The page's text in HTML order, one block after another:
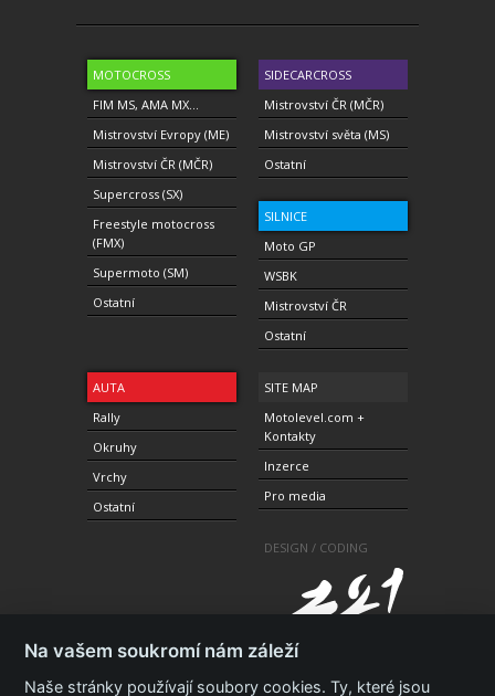
MOTOCROSS
FIM MS, AMA MX...
Mistrovství Evropy (ME)
Mistrovství ČR (MČR)
Supercross (SX)
Freestyle motocross
(FMX)
Supermoto (SM)
Ostatní
SIDECARCROSS
Mistrovství ČR (MČR)
Mistrovství světa (MS)
Ostatní
SILNICE
Moto GP
WSBK
Mistrovství ČR
Ostatní
AUTA
Rally
Okruhy
Vrchy
Ostatní
SITE MAP
Motolevel.com +
Kontakty
Inzerce
Pro media
DESIGN / CODING
Na vašem soukromí nám záleží
Naše stránky používají soubory cookies. Ty, které jsou